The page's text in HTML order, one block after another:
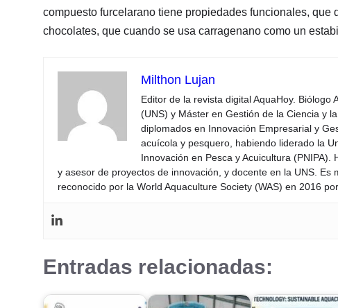
compuesto furcelarano tiene propiedades funcionales,
chocolates, que cuando se usa carragenano como un
Milthon Lujan
Editor de la revista digital AquaHoy.
(UNS) y Máster en Gestión de la Ciencia y
diplomados en Innovación Empresarial y
acuícola y pesquero, habiendo liderado la
Innovación en Pesca y Acuicultura
y asesor de proyectos de innovación, y docente en la UNS.
reconocido por la World Aquaculture Society (WAS) en 2016
Entradas relacionadas: